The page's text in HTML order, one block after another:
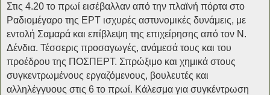
Στις 4.20 το πρωί εισέβαλλαν από την πλαϊνή πόρτα στο
Ραδιομέγαρο της ΕΡΤ ισχυρές αστυνομικές δυνάμεις, με
εντολή Σαμαρά και επίβλεψη της επιχείρησης από τον Ν.
Δένδια. Τέσσερις προσαγωγές, ανάμεσά τους και του
προέδρου της ΠΟΣΠΕΡΤ. Σπρώξιμο και χημικά στους
συγκεντρωμένους εργαζόμενους, βουλευτές και
αλληλέγγυους στις 6 το πρωί. Κάλεσμα για συγκέντρωση